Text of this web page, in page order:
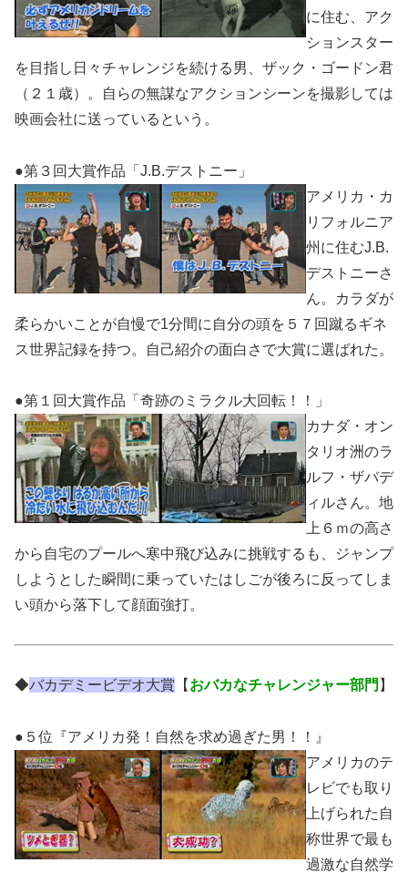
に住む、アク
ションスター
を目指し日々チャレンジを続ける男、ザック・ゴードン君
（２１歳）。自らの無謀なアクションシーンを撮影しては
映画会社に送っているという。
●第３回大賞作品「J.B.デストニー」
アメリカ・カ
リフォルニア
州に住むJ.B.
デストニーさ
ん。カラダが
柔らかいことが自慢で1分間に自分の頭を５７回蹴るギネ
ス世界記録を持つ。自己紹介の面白さで大賞に選ばれた。
●第１回大賞作品「奇跡のミラクル大回転！！」
カナダ・オン
タリオ洲のラ
ルフ・ザバデ
ィルさん。地
上６ｍの高さ
から自宅のプールへ寒中飛び込みに挑戦するも、ジャンプ
しようとした瞬間に乗っていたはしごが後ろに反ってしま
い頭から落下して顔面強打。
◆バカデミービデオ大賞 【 おバカなチャレンジャー部門 】
●５位『アメリカ発！自然を求め過ぎた男！！』
アメリカのテ
レビでも取り
上げられた自
称世界で最も
過激な自然学